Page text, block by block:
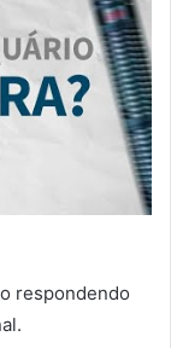
respondendo